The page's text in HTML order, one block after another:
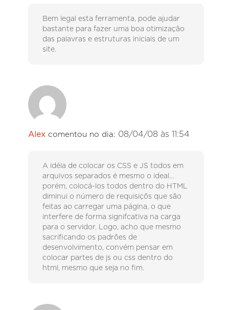
Bem legal esta ferramenta, pode ajudar
bastante para fazer uma boa otimização
das palavras e estruturas iniciais de um
site.
Alex comentou no dia: 08/04/08 às 11:54
A idéia de colocar os CSS e JS todos em
arquivos separados é mesmo o ideal…
porém, colocá-los todos dentro do HTML
diminui o número de requisiçõs que são
feitas ao carregar uma página, o que
interfere de forma signifcativa na carga
para o servidor. Logo, acho que mesmo
sacrificando os padrões de
desenvolvimento, convém pensar em
colocar partes de js ou css dentro do
html, mesmo que seja no fim.